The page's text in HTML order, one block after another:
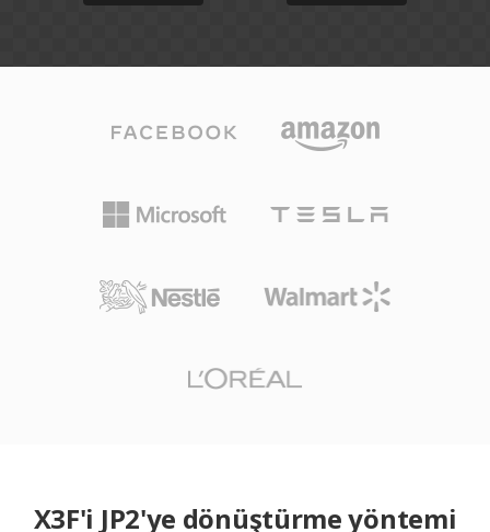
X3F'i JP2'ye dönüştürme yöntemi